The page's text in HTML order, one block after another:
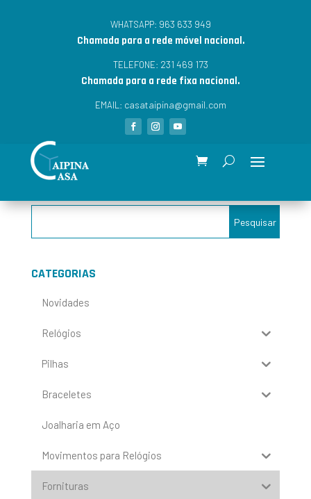
WHATSAPP: 963 633 949
Chamada para a rede móvel nacional.
TELEFONE: 231 469 173
Chamada para a rede fixa nacional.
EMAIL: casataipina@gmail.com
CATEGORIAS
Novidades
Relógios
Pilhas
Braceletes
Joalharia em Aço
Movimentos para Relógios
Fornituras